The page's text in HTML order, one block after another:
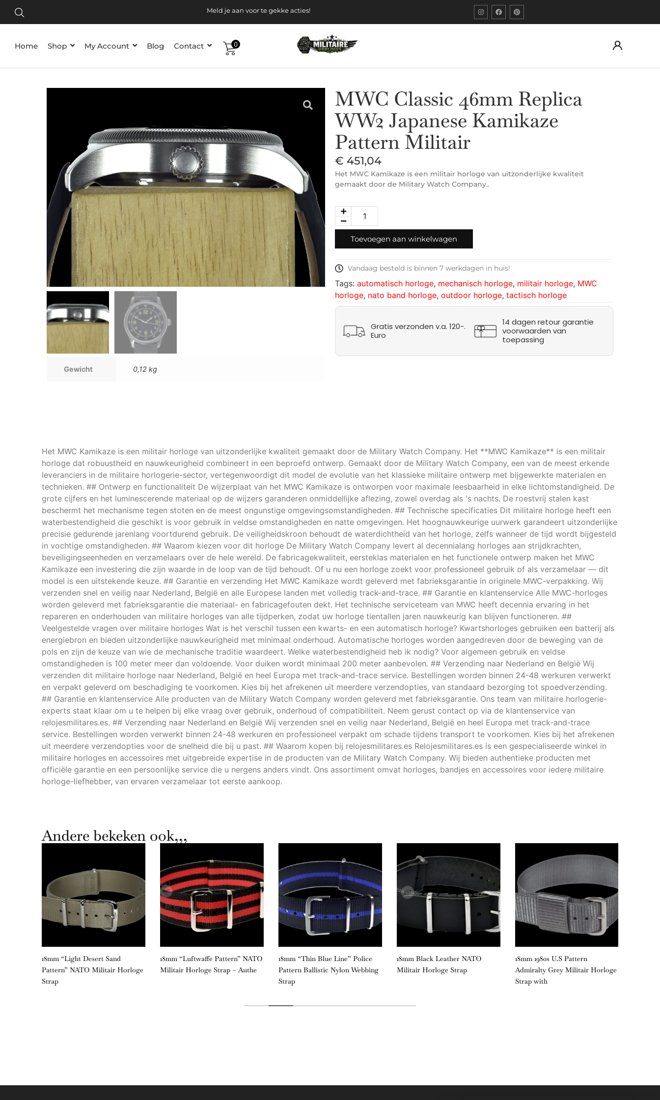
Tijdelijk gratis verzending v.a. 120-, Euro
Meld je aan voor te gekke acties!
Home Shop My Account Blog Contact 0
Gewicht 0,12 kg
MWC Classic 46mm Replica
WW2 Japanese Kamikaze
Pattern Militair
€ 451,04
Het MWC Kamikaze is een militair horloge van uitzonderlijke kwaliteit
gemaakt door de Military Watch Company..
Toevoegen aan winkelwagen
Vandaag besteld is binnen 7 werkdagen in huis!
Tags: automatisch horloge, mechanisch horloge, militair horloge, MWC
horloge, nato band horloge, outdoor horloge, tactisch horloge
Gratis verzonden v.a. 120-.
Euro
14 dagen retour garantie
voorwaarden van
toepassing
Het MWC Kamikaze is een militair horloge van uitzonderlijke kwaliteit gemaakt door de Military Watch Company. Het **MWC Kamikaze** is een militair
horloge dat robuustheid en nauwkeurigheid combineert in een beproefd ontwerp. Gemaakt door de Military Watch Company, een van de meest erkende
leveranciers in de militaire horlogerie-sector, vertegenwoordigt dit model de evolutie van het klassieke militaire ontwerp met bijgewerkte materialen en
technieken. ## Ontwerp en functionaliteit De wijzerplaat van het MWC Kamikaze is ontworpen voor maximale leesbaarheid in elke lichtomstandigheid. De
grote cijfers en het luminescerende materiaal op de wijzers garanderen onmiddellijke aflezing, zowel overdag als 's nachts. De roestvrij stalen kast
beschermt het mechanisme tegen stoten en de meest ongunstige omgevingsomstandigheden. ## Technische specificaties Dit militaire horloge heeft een
waterbestendigheid die geschikt is voor gebruik in veldse omstandigheden en natte omgevingen. Het hoognauwkeurige uurwerk garandeert uitzonderlijke
precisie gedurende jarenlang voortdurend gebruik. De veiligheidskroon behoudt de waterdichtheid van het horloge, zelfs wanneer de tijd wordt bijgesteld
in vochtige omstandigheden. ## Waarom kiezen voor dit horloge De Military Watch Company levert al decennialang horloges aan strijdkrachten,
beveiligingseenheden en verzamelaars over de hele wereld. De fabricagekwaliteit, eersteklas materialen en het functionele ontwerp maken het MWC
Kamikaze een investering die zijn waarde in de loop van de tijd behoudt. Of u nu een horloge zoekt voor professioneel gebruik of als verzamelaar — dit
model is een uitstekende keuze. ## Garantie en verzending Het MWC Kamikaze wordt geleverd met fabrieksgarantie in originele MWC-verpakking. Wij
verzenden snel en veilig naar Nederland, België en alle Europese landen met volledig track-and-trace. ## Garantie en klantenservice Alle MWC-horloges
worden geleverd met fabrieksgarantie die materiaal- en fabricagefouten dekt. Het technische serviceteam van MWC heeft decennia ervaring in het
repareren en onderhouden van militaire horloges van alle tijdperken, zodat uw horloge tientallen jaren nauwkeurig kan blijven functioneren. ##
Veelgestelde vragen over militaire horloges Wat is het verschil tussen een kwarts- en een automatisch horloge? Kwartshorloges gebruiken een batterij als
energiebron en bieden uitzonderlijke nauwkeurigheid met minimaal onderhoud. Automatische horloges worden aangedreven door de beweging van de
pols en zijn de keuze van wie de mechanische traditie waardeert. Welke waterbestendigheid heb ik nodig? Voor algemeen gebruik en veldse
omstandigheden is 100 meter meer dan voldoende. Voor duiken wordt minimaal 200 meter aanbevolen. ## Verzending naar Nederland en België Wij
verzenden dit militaire horloge naar Nederland, België en heel Europa met track-and-trace service. Bestellingen worden binnen 24-48 werkuren verwerkt
en verpakt geleverd om beschadiging te voorkomen. Kies bij het afrekenen uit meerdere verzendopties, van standaard bezorging tot spoedverzending.
## Garantie en klantenservice Alle producten van de Military Watch Company worden geleverd met fabrieksgarantie. Ons team van militaire horlogerie-
experts staat klaar om u te helpen bij elke vraag over gebruik, onderhoud of compatibiliteit. Neem gerust contact op via de klantenservice van
relojesmilitares.es. ## Verzending naar Nederland en België Wij verzenden snel en veilig naar Nederland, België en heel Europa met track-and-trace
service. Bestellingen worden verwerkt binnen 24-48 werkuren en professioneel verpakt om schade tijdens transport te voorkomen. Kies bij het afrekenen
uit meerdere verzendopties voor de snelheid die bij u past. ## Waarom kopen bij relojesmilitares.es Relojesmilitares.es is een gespecialiseerde winkel in
militaire horloges en accessoires met uitgebreide expertise in de producten van de Military Watch Company. Wij bieden authentieke producten met
officiële garantie en een persoonlijke service die u nergens anders vindt. Ons assortiment omvat horloges, bandjes en accessoires voor iedere militaire
horloge-liefhebber, van ervaren verzamelaar tot eerste aankoop.
Andere bekeken ook,,,
18mm “Light Desert Sand
Pattern” NATO Militair Horloge
Strap
18mm “Luftwaffe Pattern” NATO
Militair Horloge Strap – Authe
18mm “Thin Blue Line” Police
Pattern Ballistic Nylon Webbing
Strap
18mm Black Leather NATO
Militair Horloge Strap
18mm 1980s U.S Pattern
Admiralty Grey Militair Horloge
Strap with